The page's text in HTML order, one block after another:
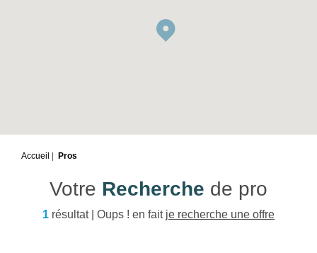
Accueil Pros
Votre Recherche de pro
1 résultat | Oups ! en fait je recherche une offre